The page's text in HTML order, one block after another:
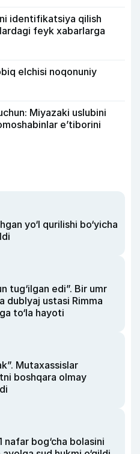
identifikatsiya qilish
feyk xabarlarga
elchisi noqonuniy
Miyazaki uslubini
e’tiborini
yo‘l qurilishi bo‘yicha
tug‘ilgan edi”. Bir umr
dublyaj ustasi Rimma
to‘la hayoti
Mutaxassislar
boshqara olmay
nafar bog‘cha bolasini